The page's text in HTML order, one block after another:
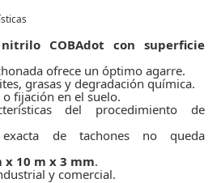
COBAdot con superficie
ofrece un óptimo agarre.
grasas y degradación química.
fijación en el suelo.
del procedimiento de
de tachones no queda
x 10 m x 3 mm.
y comercial.